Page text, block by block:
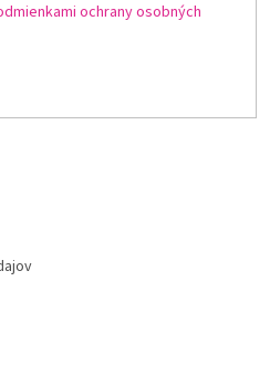
ochrany osobných